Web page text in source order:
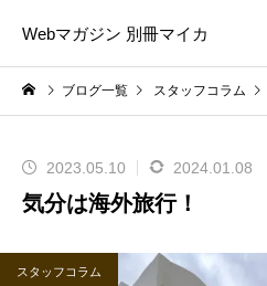
Webマガジン 別冊マイカ
ブログ一覧 スタッフコラム
2023.05.10 2024.01.08
気分は海外旅行！
スタッフコラム